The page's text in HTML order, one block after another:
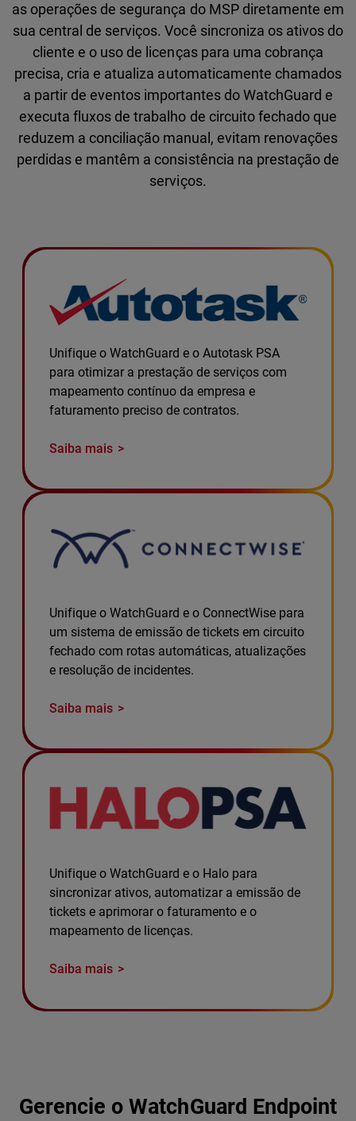
as operações de segurança do MSP diretamente em
sua central de serviços. Você sincroniza os ativos do
cliente e o uso de licenças para uma cobrança
precisa, cria e atualiza automaticamente chamados
a partir de eventos importantes do WatchGuard e
executa fluxos de trabalho de circuito fechado que
reduzem a conciliação manual, evitam renovações
perdidas e mantêm a consistência na prestação de
serviços.
Unifique o WatchGuard e o Autotask PSA
para otimizar a prestação de serviços com
mapeamento contínuo da empresa e
faturamento preciso de contratos.
Saiba mais
Unifique o WatchGuard e o ConnectWise para
um sistema de emissão de tickets em circuito
fechado com rotas automáticas, atualizações
e resolução de incidentes.
Saiba mais
Unifique o WatchGuard e o Halo para
sincronizar ativos, automatizar a emissão de
tickets e aprimorar o faturamento e o
mapeamento de licenças.
Saiba mais
Gerencie o WatchGuard Endpoint